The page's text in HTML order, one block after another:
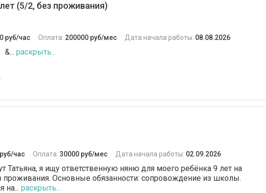
(5/2, без проживания)
руб/час Оплата: 200000 руб/мес Дата начала работы: 08.08.2026
раскрыть...
час Оплата: 30000 руб/мес Дата начала работы: 02.09.2026
Татьяна, я ищу ответственную няню для моего ребёнка 9 лет на
проживания. Основные обязанности: сопровождение из школы.
на... раскрыть...